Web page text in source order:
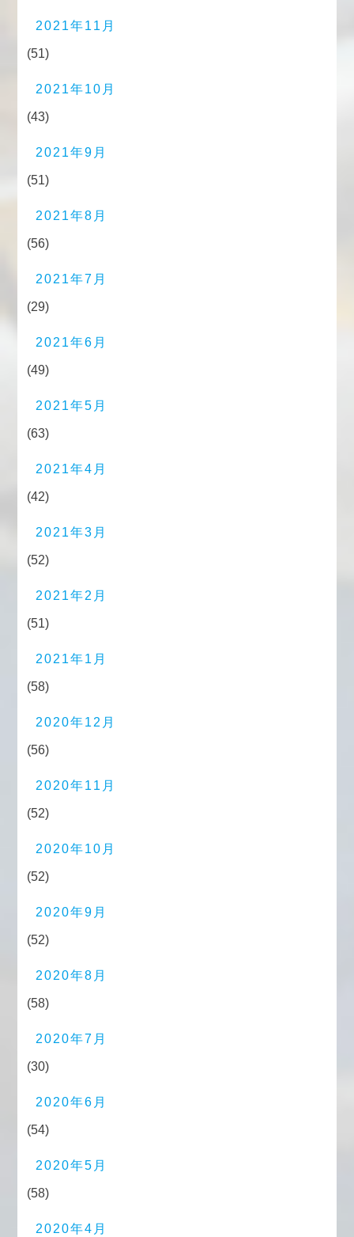
2021年11月
(51)
2021年10月
(43)
2021年9月
(51)
2021年8月
(56)
2021年7月
(29)
2021年6月
(49)
2021年5月
(63)
2021年4月
(42)
2021年3月
(52)
2021年2月
(51)
2021年1月
(58)
2020年12月
(56)
2020年11月
(52)
2020年10月
(52)
2020年9月
(52)
2020年8月
(58)
2020年7月
(30)
2020年6月
(54)
2020年5月
(58)
2020年4月